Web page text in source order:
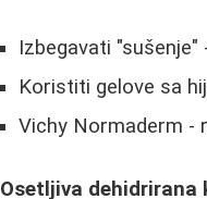
Izbegavati
Koristiti gelove sa
Vichy Normaderm -
Osetljiva dehidrirana